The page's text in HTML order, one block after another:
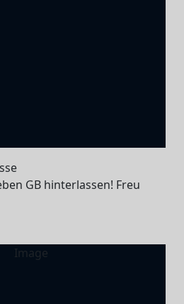
GB hinterlassen! Freu